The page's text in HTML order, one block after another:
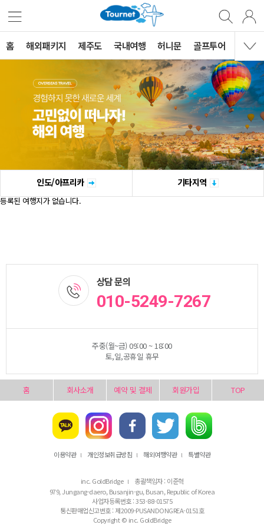
홈 해외패키지 제주도 국내여행 허니문 골프투어 MVG
인도/아프리카 기타지역
등록된 여행지가 없습니다.
상담 문의
010-5249-7267
주중(월~금) 09:00 ~ 18:00
토,일,공휴일 휴무
홈 회사소개 예약 및 결제 회원가입 TOP
이용약관 l 개인정보취급방침 l 해외여행약관 l 특별약관
inc. GoldBridge l
총괄책임자 : 이준혁
979, Jungang-daero, Busanjin-gu, Busan, Republic of Korea
사업자등록번호 : 353-88-01575
통신판매업신고번호 : 제2009-PUSANDONGREA-0151호
Copyright © inc. GoldBridge